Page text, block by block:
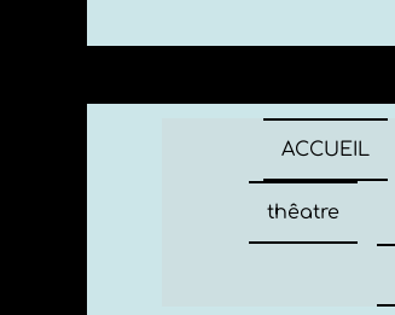
ACCUEIL
thêatre